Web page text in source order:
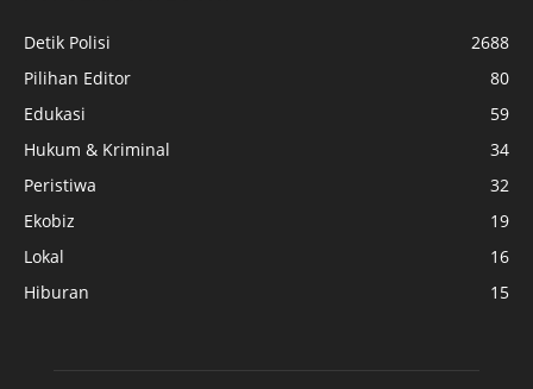
Detik Polisi
2688
Pilihan Editor
80
Edukasi
59
Hukum & Kriminal
34
Peristiwa
32
Ekobiz
19
Lokal
16
Hiburan
15